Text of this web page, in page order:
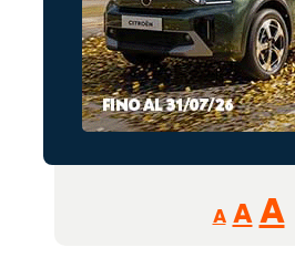
A
Reducir
tamaño
AA